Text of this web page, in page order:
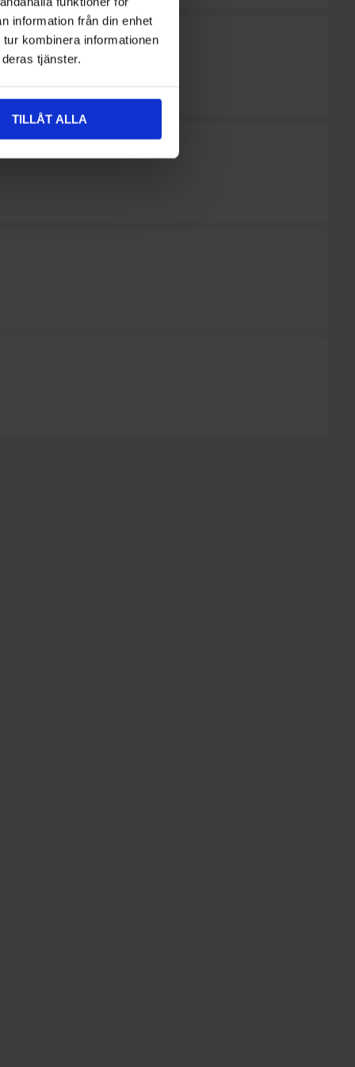
information från din enhet
kombinera informationen
tjänster.
TILLÅT ALLA